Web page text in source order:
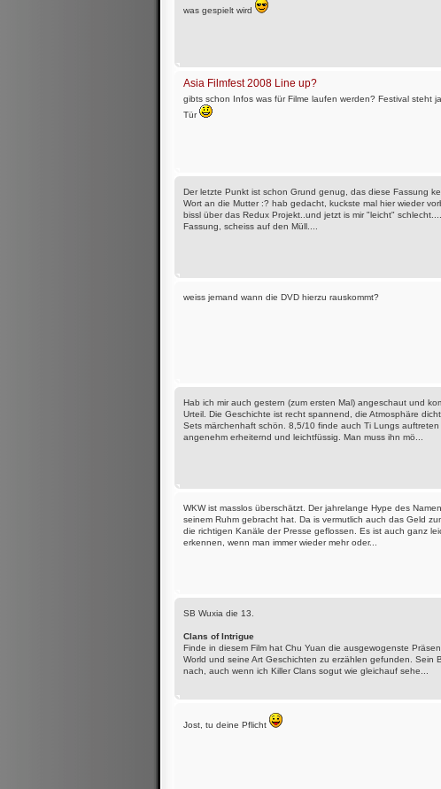
was gespielt wird
Asia Filmfest 2008 Line up?
gibts schon Infos was für Filme laufen werden? Festival steht
Tür
Der letzte Punkt ist schon Grund genug, das diese Fassung
Wort an die Mutter :? hab gedacht, kuckste mal hier wieder
bissl über das Redux Projekt..und jetzt is mir "leicht"
Fassung, scheiss auf den Müll....
weiss jemand wann die DVD hierzu rauskommt?
Hab ich mir auch gestern (zum ersten Mal) angeschaut und
Urteil. Die Geschichte ist recht spannend, die Atmosphäre
Sets märchenhaft schön. 8,5/10 finde auch Ti Lungs auftreten
angenehm erheiternd und leichtfüssig. Man muss ihn mö...
WKW ist masslos überschätzt. Der jahrelange Hype des
seinem Ruhm gebracht hat. Da is vermutlich auch das Geld
die richtigen Kanäle der Presse geflossen. Es ist auch ganz
erkennen, wenn man immer wieder mehr oder...
SB Wuxia die 13.
Clans of Intrigue
Finde in diesem Film hat Chu Yuan die ausgewogenste
World und seine Art Geschichten zu erzählen gefunden. Sein
nach, auch wenn ich Killer Clans sogut wie gleichauf sehe...
Jost, tu deine Pflicht